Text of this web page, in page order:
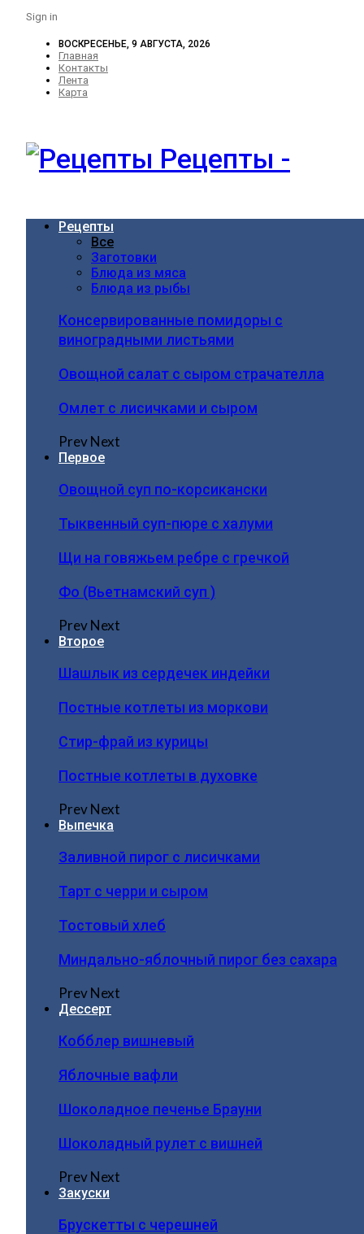
Sign in
ВОСКРЕСЕНЬЕ, 9 АВГУСТА, 2026
Главная
Контакты
Лента
Карта
Рецепты -
Рецепты
Все
Заготовки
Блюда из мяса
Блюда из рыбы
Консервированные помидоры с
виноградными листьями
Овощной салат с сыром страчателла
Омлет с лисичками и сыром
PrevNext
Первое
Овощной суп по-корсикански
Тыквенный суп-пюре с халуми
Щи на говяжьем ребре с гречкой
Фо (Вьетнамский суп )
PrevNext
Второе
Шашлык из сердечек индейки
Постные котлеты из моркови
Стир-фрай из курицы
Постные котлеты в духовке
PrevNext
Выпечка
Заливной пирог с лисичками
Тарт с черри и сыром
Тостовый хлеб
Миндально-яблочный пирог без сахара
PrevNext
Дессерт
Кобблер вишневый
Яблочные вафли
Шоколадное печенье Брауни
Шоколадный рулет с вишней
PrevNext
Закуски
Брускетты с черешней